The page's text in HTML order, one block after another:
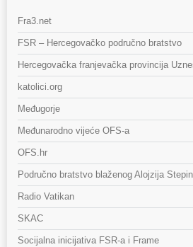
Fra3.net
FSR – Hercegovačko područno bratstvo
Hercegovačka franjevačka provincija
katolici.org
Međugorje
Međunarodno vijeće OFS-a
OFS.hr
Područno bratstvo blaženog Alojzija
Radio Vatikan
SKAC
Socijalna inicijativa FSR-a i Frame